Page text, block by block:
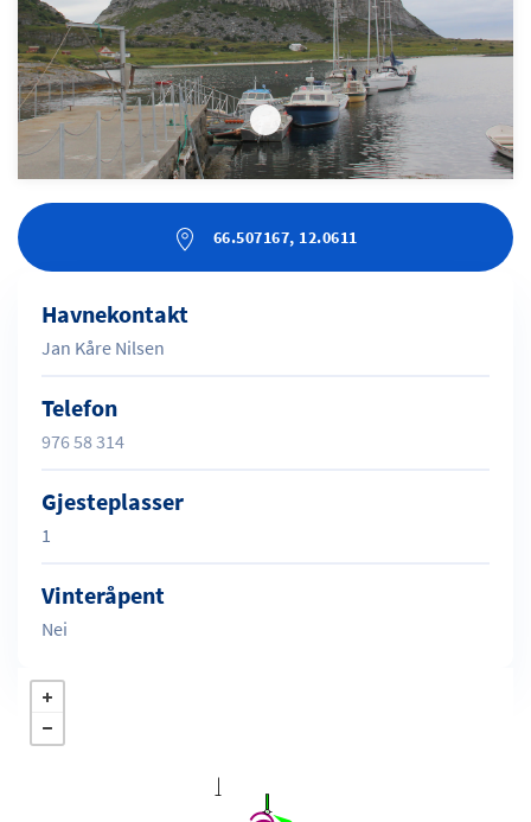
66.507167, 12.0611
Havnekontakt
Jan Kåre Nilsen
Telefon
976 58 314
Gjesteplasser
1
Vinteråpent
Nei